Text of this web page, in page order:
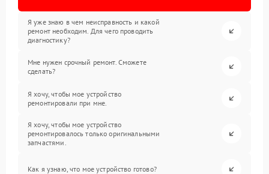
Я уже знаю в чем неисправность и какой
ремонт необходим. Для чего проводить
диагностику?
Мне нужен срочный ремонт. Сможете
сделать?
Я хочу, чтобы мое устройство
ремонтировали при мне.
Я хочу, чтобы мое устройство
ремонтировалось только оригинальными
запчастями.
Как я узнаю, что мое устройство готово?